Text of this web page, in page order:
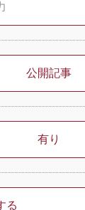
公開記事
有り